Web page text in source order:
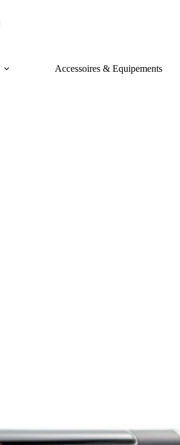
Accessoires & Equipements